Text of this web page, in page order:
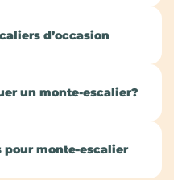
d’occasion
un monte-escalier?
pour monte-escalier